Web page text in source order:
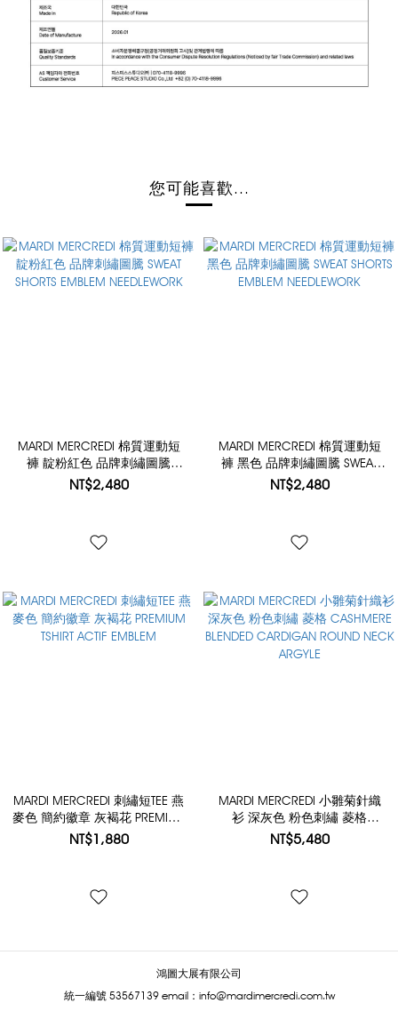
您可能喜歡...
MARDI MERCREDI 棉質運動短
褲 靛粉紅色 品牌刺繡圖騰
SWEAT SHORTS EMBLEM
NT$2,480
MARDI MERCREDI 棉質運動短
褲 黑色 品牌刺繡圖騰 SWEAT
SHORTS EMBLEM NEEDLEWORK
NT$2,480
MARDI MERCREDI 刺繡短TEE 燕
麥色 簡約徽章 灰褐花 PREMIUM
TSHIRT ACTIF EMBLEM
NT$1,880
MARDI MERCREDI 小雛菊針織
衫 深灰色 粉色刺繡 菱格
CASHMERE BLENDED
NT$5,480
鴻圖大展有限公司
統一編號 53567139 email：info@mardimercredi.com.tw